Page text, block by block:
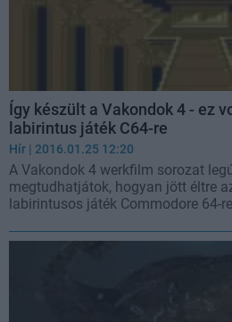
Így készült a Vakondok 4 - ez
labirintus játék C64-re
Hír | 2016.01.25 12:20
A Vakondok 4 werkfilm sorozat
megtudhatjátok, hogyan jött éltre
labirintusos játék Commodore 64-